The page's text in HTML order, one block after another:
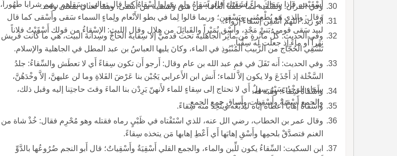
أَسْقَيْت، فإذا سَقاكَ ماءً لشَفَتِك قالو سَقاهُ ولم يقولوا أَسْقاهُ كما قال تعالى: وسَقاهم ربهم شرابا طَهُوراً،
وقال: والذي هو يُطْعِمُني ويَسْقِينِ؛ وربما قالوا لِما في بطو الأَنْعام ولِماءٍ السماء سَقى وأَسْقى كما قال
لبيد سَقى قومي بَني مَجْدٍ، وأَسْق نُمَيْراً والقَبائِلَ من هِلال وقال الليث: الإسْقاءُ من قولك أَسْقَيْتُ فلاناً
نهَراً أَو ماءً إذ جعلت له سِقْىاً.
وفي القرآن: ونَسْقيه مما خَلقْنا أَنْعاماً؛ من سَق ونُسقيه من أَسْقى، وهما لغتان بمعنى واحد.
أَبو زيد: اللهم أَسْقِن إسْقاءً إرْواءً.
وفي الحديث: كلُّ مأْثَرةٍ من مآثِر الجاهلية تحت قدميّ إلا سِقايةَ الحاجِّ وسِدانةَ البيت، هي ما كانت قريش
تَسْقِي الحُجَّاج من الزَّبيب المُنْبُوذِ في الماء، وكانَ يليها العباسُ بن عبد المطل في الجاهلية والإسلام.
وفي الحديث: أَنه تَفَلَ في فمِ عبد الله بن عام وقال: أَرجو أَن تكون سِقاءً أَي لا تعطَش والسِّقاءُ: جلدُ
السَّخْلة إذ أَجْذَعَ ولا يكون إلاَّ للماء؛ أَنش ابن الأَعرابي يَجُبْن بنا عَرْضَ الفَلاةِ وما لن عليهنَّ، إلاَّ وخْدَهُنَّ،
سِقاء الوَخْدُ: سَيْرٌ سهلٌ أَي لا نحتاج إلى سِقاءٍ للماء لأَنهنّ يَرِدْن بنا الماءَ وقتَ حاجتِنا إليه وقبل ذلك،
والجمع أََسِْقيةٌ وأَسْقِيات وأَساقٍ جمع الجمع.
وأَسْقاهُ سِقاءً: وهَبَه له.
وأَسْقاهُ إهاباً أَعطاه إيَّاه ليَدْبُغَه ويتَّخِذ منه سِقاءً.
وقال عمر بن الخطاب، رضي الل عنه، للذي اسْتَفْتاه في ظَبْيٍ رماه فقتله وهو مُحْرِم فقال: خُذْ شاة من
الغنم فتصدَّقْ بلحمِها وأَسْقِ إهابَها أَي أَعْطِ إهابها مَن يتخذه سِقاءً.
ابن السكيت: السِّقاءُ يكون للِّبن والماء، والجمع القلي أَسْقِيَةٌ وأَسْقِياتٌ؛ قال أَبو النجم ضُرُوعُها بالدَّوِّ